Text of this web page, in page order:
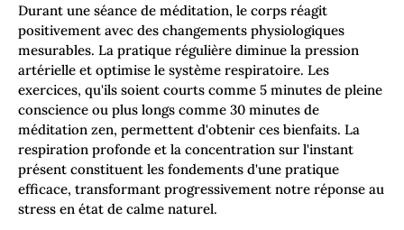
Durant une séance de méditation, le corps réagit
positivement avec des changements physiologiques
mesurables. La pratique régulière diminue la pression
artérielle et optimise le système respiratoire. Les
exercices, qu'ils soient courts comme 5 minutes de pleine
conscience ou plus longs comme 30 minutes de
méditation zen, permettent d'obtenir ces bienfaits. La
respiration profonde et la concentration sur l'instant
présent constituent les fondements d'une pratique
efficace, transformant progressivement notre réponse au
stress en état de calme naturel.